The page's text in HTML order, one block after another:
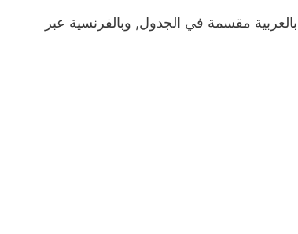
مقسمة في الجدول, وبالفرنسية عبر